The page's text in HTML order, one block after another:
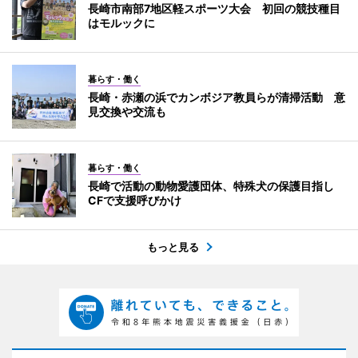
長崎市南部7地区軽スポーツ大会 初回の競技種目
はモルックに
暮らす・働く
長崎・赤瀬の浜でカンボジア教員らが清掃活動 意
見交換や交流も
暮らす・働く
長崎で活動の動物愛護団体、特殊犬の保護目指し
CFで支援呼びかけ
もっと見る